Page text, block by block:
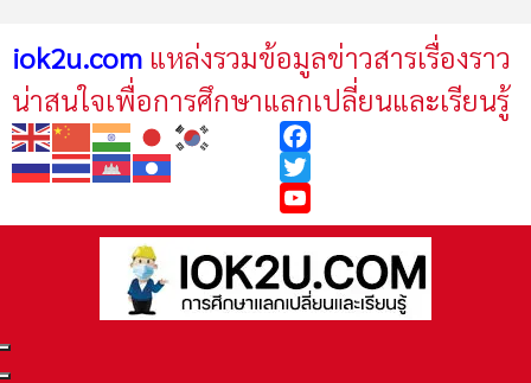
iok2u.com แหล่งรวมข้อมูลข่าวสารเรื่องราว
น่าสนใจเพื่อการศึกษาแลกเปลี่ยนและเรียนรู้
Facebook
Twitter
YouTube